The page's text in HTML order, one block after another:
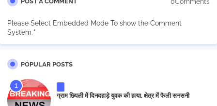
Please Select Embedded Mode To show the Comment
System.*
POPULAR POSTS
ग्राम छिपली में दिनदहाड़े युवक की हत्या, क्षेत्र में फैली सनसनी